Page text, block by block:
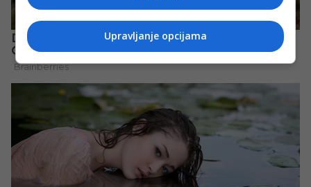
Upravljanje opcijama